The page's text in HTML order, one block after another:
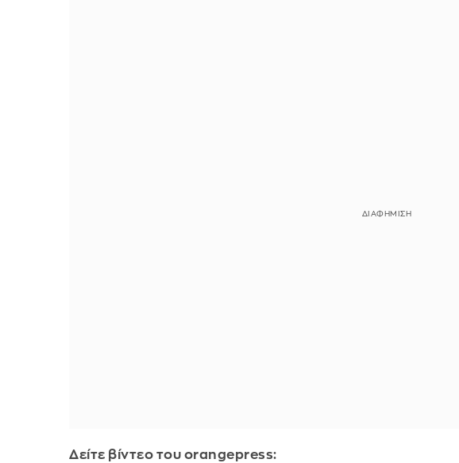
Δείτε βίντεο του orangepress: